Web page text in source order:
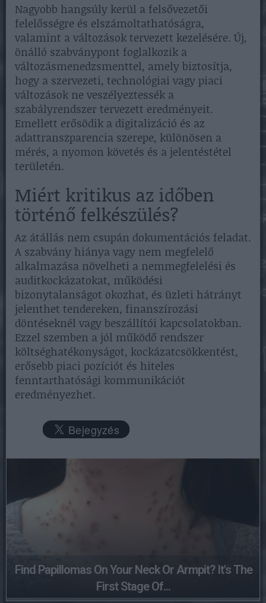
Nagyobb hangsúly kerül a felsővezetői
felelősségre és elszámoltathatóságra,
valamint a változások tervezett kezelésére. Új,
önálló szabványpont foglalkozik a
változásmenedzsmenttel, amely biztosítja,
hogy a szervezeti, technológiai vagy piaci
változások ne veszélyeztessék a
szabályrendszer tervezett eredményeit.
Emellett erősödik a digitalizáció és az
adattranszparencia szerepe, különösen a
mérés, a nyomon követés és a jelentéstétel
területén.
Miért kritikus az időben
történő felkészülés?
Az átállás nem csupán dokumentációs feladat.
A szabvány hiánya vagy nem megfelelő
alkalmazása növelheti a nemmegfelelési és
auditkockázatokat, működési
bizonytalanságot okozhat, és üzleti hátrányt
jelenthet tendereken, finanszírozási
döntéseknél vagy beszállítói kapcsolatokban.
Ezzel szemben a jól működő rendszer
költséghatékonyságot, kockázatcsökkentést,
erősebb piaci pozíciót és hiteles
fenntarthatósági kommunikációt
eredményezhet.
Find Papillomas On Your Neck Or Armpit? It's The
First Stage Of...